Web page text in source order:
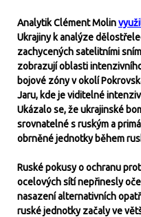
Analytik Clément Molin
Ukrajiny k analýze
zachycených satelitními
zobrazují oblasti
bojové zóny v okolí
Jaru, kde je viditelné
Ukázalo se, že ukrajinské
srovnatelné s ruským a
obrněné jednotky během
Ruské pokusy o ochranu
ocelových sítí nepřinesly
nasazení alternativních
ruské jednotky začaly ve